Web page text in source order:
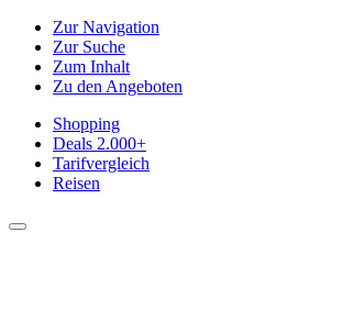
Zur Navigation
Zur Suche
Zum Inhalt
Zu den Angeboten
Shopping
Deals 2.000+
Tarifvergleich
Reisen